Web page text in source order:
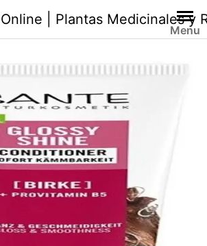
| Plantas Medicinales y
Menu